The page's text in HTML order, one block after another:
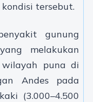
tersebut.
gunung
melakukan
puna di
Andes pada
(3.000–4.500